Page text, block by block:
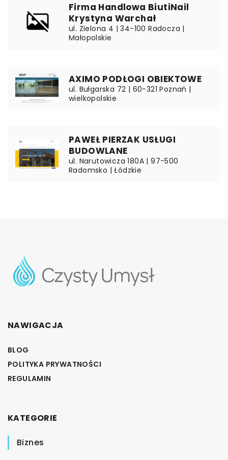
Firma Handlowa BiutiNail
Krystyna Warchał
ul. Zielona 4 | 34-100 Radocza |
Małopolskie
AXIMO PODŁOGI OBIEKTOWE
ul. Bułgarska 72 | 60-321 Poznań |
wielkopolskie
PAWEŁ PIERZAK USŁUGI
BUDOWLANE
ul. Narutowicza 180A | 97-500
Radomsko | Łódzkie
NAWIGACJA
BLOG
POLITYKA PRYWATNOŚCI
REGULAMIN
KATEGORIE
Biznes